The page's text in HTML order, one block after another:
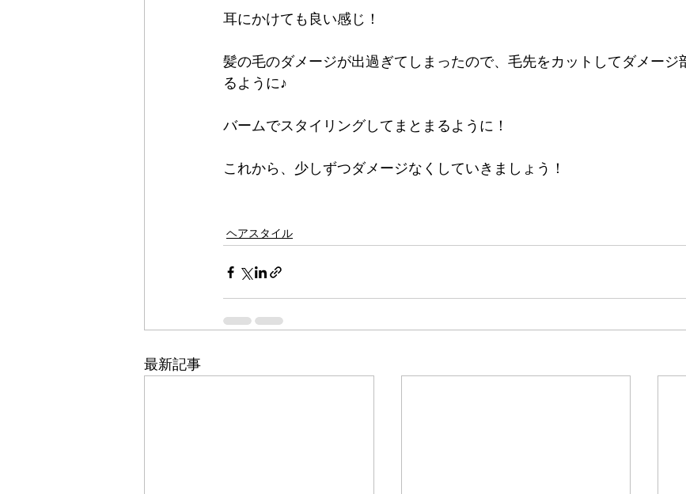
耳にかけても良い感じ！
髪の毛のダメージが出過ぎてしまったので、毛先をカットしてダメージ
るように♪
バームでスタイリングしてまとまるように！
これから、少しずつダメージなくしていきましょう！
ヘアスタイル
最新記事